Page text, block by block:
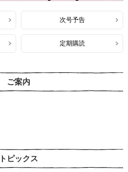
次号予告
定期購読
ご案内
トピックス